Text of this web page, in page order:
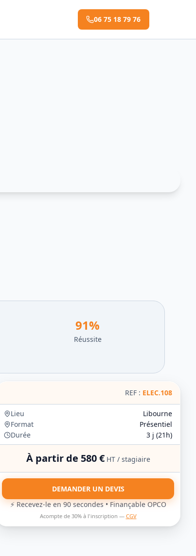
06 75 18 79 76
91%
Réussite
REF : ELEC.108
Lieu
Libourne
Format
Présentiel
Durée
3 j (21 h)
À partir de 580€ HT / stagiaire
DEMANDER UN DEVIS
⚡ Recevez-le en 90 secondes • Finançable OPCO
Acompte de 30% à l'inscription — CGV